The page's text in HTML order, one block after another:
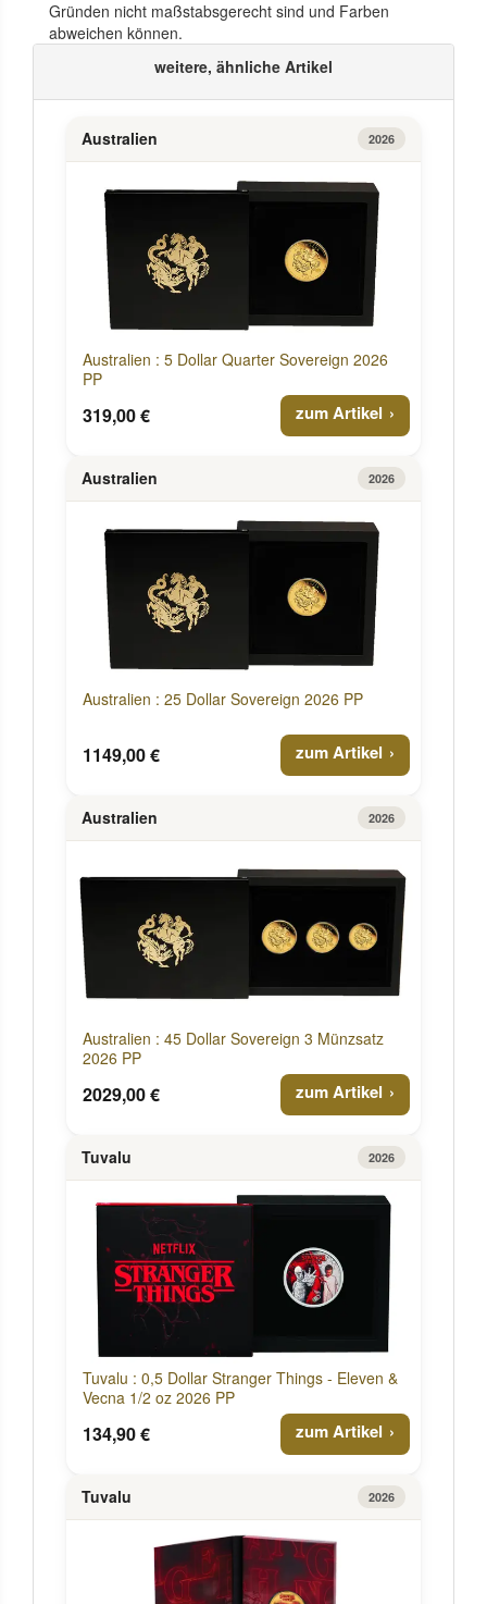
Gründen nicht maßstabsgerecht sind und Farben
abweichen können.
weitere, ähnliche Artikel
Australien 2026
Australien : 5 Dollar Quarter Sovereign 2026
PP
319,00 € zum Artikel
Australien 2026
Australien : 25 Dollar Sovereign 2026 PP
1149,00 € zum Artikel
Australien 2026
Australien : 45 Dollar Sovereign 3 Münzsatz
2026 PP
2029,00 € zum Artikel
Tuvalu 2026
Tuvalu : 0,5 Dollar Stranger Things - Eleven &
Vecna 1/2 oz 2026 PP
134,90 € zum Artikel
Tuvalu 2026